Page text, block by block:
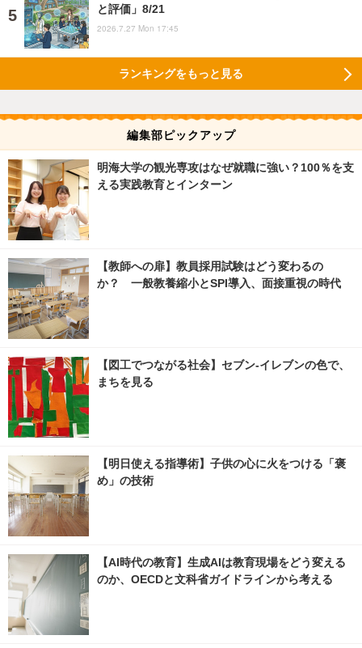
と評価」8/21
2026.7.27 Mon 17:45
ランキングをもっと見る
編集部ピックアップ
明海大学の観光専攻はなぜ就職に強い？100％を支
える実践教育とインターン
【教師への扉】教員採用試験はどう変わるの
か？ 一般教養縮小とSPI導入、面接重視の時代
【図工でつながる社会】セブン‐イレブンの色で、
まちを見る
【明日使える指導術】子供の心に火をつける「褒
め」の技術
【AI時代の教育】生成AIは教育現場をどう変える
のか、OECDと文科省ガイドラインから考える